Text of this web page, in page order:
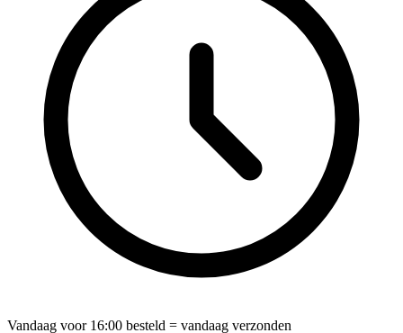
Vandaag voor 16:00 besteld = vandaag verzonden